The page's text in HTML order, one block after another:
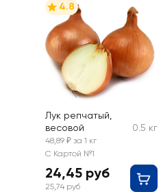
4.8
Лук репчатый,
весовой
0.5 кг
48,89 ₽ за 1 кг
С Картой №1
24,45 руб
25,74 руб